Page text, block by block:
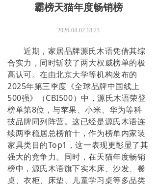
近期，家居品牌源氏木语凭借其综
合实力，同时斩获了两大权威榜单的极
高认可。在由北京大学等机构发布的
2025年第三季度《全球品牌中国线上
500强》（CBI500）中，源氏木语荣登
榜单第8位，与苹果、小米、华为等科
技品牌同列阵营。这已经是源氏木语连
续两季稳居总榜前十，作为榜单内家装
家具类目的Top1，这一表现更彰显了其
强大的竞争力。同时，在天猫年度畅销
榜中，源氏木语旗下实木床、沙发、餐
桌、衣柜、床垫、儿童学习桌等多品类
霸榜天猫年度畅销榜
2026-04-02 18:23